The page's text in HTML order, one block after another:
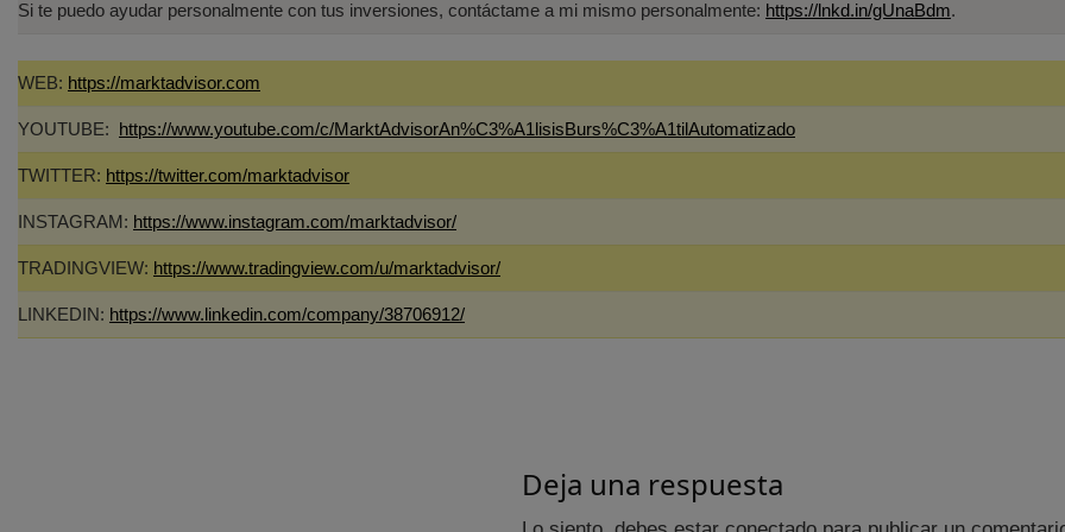
Si te puedo ayudar personalmente con tus inversiones, contáctame a mi mismo personalmente: https://lnkd.in/gUnaBdm.
WEB: https://marktadvisor.com
YOUTUBE: https://www.youtube.com/c/MarktAdvisorAn%C3%A1lisisBurs%C3%A1tilAutomatizado
TWITTER: https://twitter.com/marktadvisor
INSTAGRAM: https://www.instagram.com/marktadvisor/
TRADINGVIEW: https://www.tradingview.com/u/marktadvisor/
LINKEDIN: https://www.linkedin.com/company/38706912/
Deja una respuesta